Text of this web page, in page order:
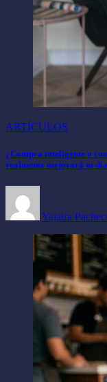
ARTÍCULOS
¿Compra inteligente o
realmente mejorará tu
Yajaira